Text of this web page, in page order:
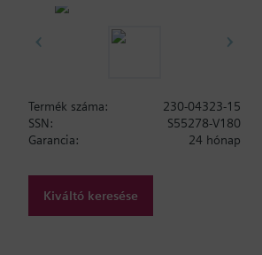
Termék száma:
230-04323-15
SSN:
S55278-V180
Garancia:
24 hónap
Kiváltó keresése